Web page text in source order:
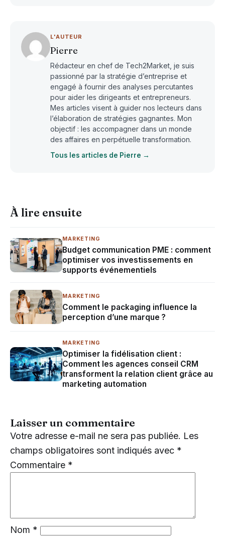
L'AUTEUR
Pierre
Rédacteur en chef de Tech2Market, je suis
passionné par la stratégie d’entreprise et
engagé à fournir des analyses percutantes
pour aider les dirigeants et entrepreneurs.
Mes articles visent à guider nos lecteurs dans
l’élaboration de stratégies gagnantes. Mon
objectif : les accompagner dans un monde
des affaires en perpétuelle transformation.
Tous les articles de Pierre →
À lire ensuite
MARKETING
Budget communication PME : comment
optimiser vos investissements en
supports événementiels
MARKETING
Comment le packaging influence la
perception d’une marque ?
MARKETING
Optimiser la fidélisation client :
Comment les agences conseil CRM
transforment la relation client grâce au
marketing automation
Laisser un commentaire
Votre adresse e-mail ne sera pas publiée. Les
champs obligatoires sont indiqués avec *
Commentaire *
Nom *